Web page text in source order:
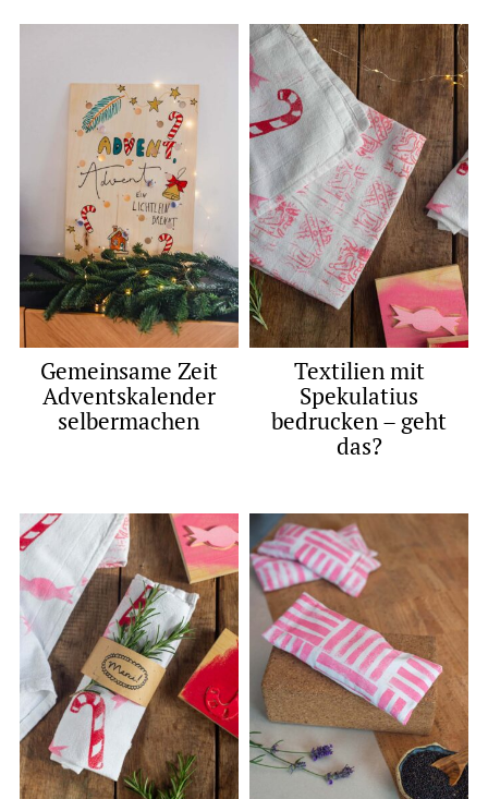
Gemeinsame Zeit
Adventskalender
selbermachen
Textilien mit
Spekulatius
bedrucken – geht
das?